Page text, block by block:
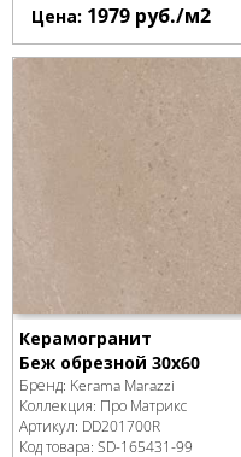
Цена: 1979 руб./м2
Керамогранит
Беж обрезной 30x60
Бренд: Kerama Marazzi
Коллекция: Про Матрикс
Артикул: DD201700R
Код товара: SD-165431-99